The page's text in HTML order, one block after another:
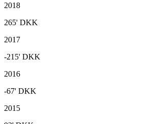
2018
265' DKK
2017
-215' DKK
2016
-67' DKK
2015